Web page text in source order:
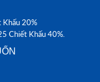
Khấu 20%
Chiết Khấu 40%.